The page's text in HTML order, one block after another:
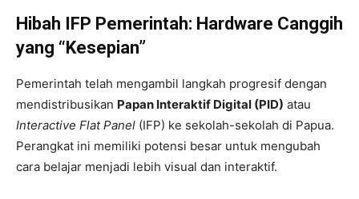
Hibah IFP Pemerintah: Hardware Canggih
yang “Kesepian”
Pemerintah telah mengambil langkah progresif dengan
mendistribusikan Papan Interaktif Digital (PID) atau
Interactive Flat Panel (IFP) ke sekolah-sekolah di Papua.
Perangkat ini memiliki potensi besar untuk mengubah
cara belajar menjadi lebih visual dan interaktif.